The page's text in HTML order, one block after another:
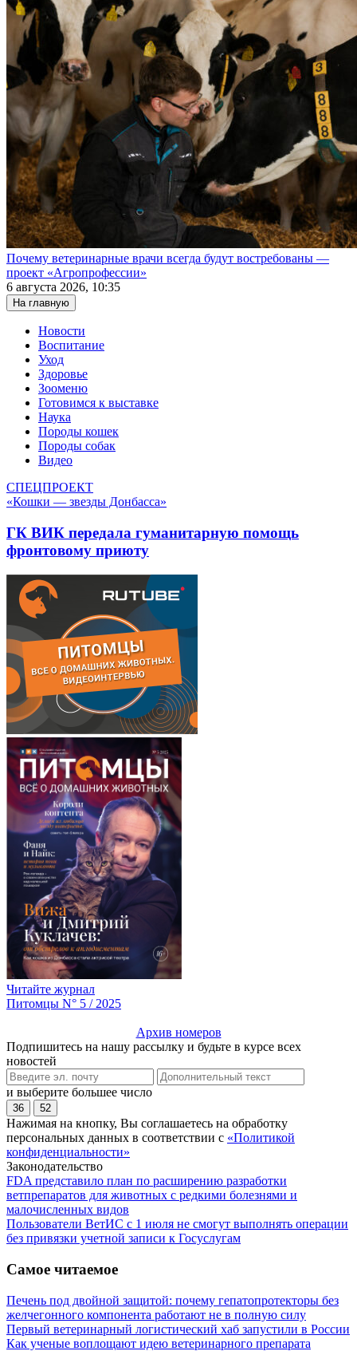
Почему ветеринарные врачи всегда будут востребованы —
проект «Агропрофессии»
6 августа 2026, 10:35
На главную
Новости
Воспитание
Уход
Здоровье
Зооменю
Готовимся к выставке
Наука
Породы кошек
Породы собак
Видео
СПЕЦПРОЕКТ
«Кошки — звезды Донбасса»
ГК ВИК передала гуманитарную помощь
фронтовому приюту
Читайте журнал
Питомцы N° 5 / 2025
Архив номеров
Подпишитесь на нашу рассылку и будьте в курсе всех
новостей
и выберите большее число
36 52
Нажимая на кнопку, Вы соглашаетесь на обработку
персональных данных в соответствии с «Политикой
конфиденциальности»
Законодательство
FDA представило план по расширению разработки
ветпрепаратов для животных с редкими болезнями и
малочисленных видов
Пользователи ВетИС с 1 июля не смогут выполнять операции
без привязки учетной записи к Госуслугам
Самое читаемое
Печень под двойной защитой: почему гепатопротекторы без
желчегонного компонента работают не в полную силу
Первый ветеринарный логистический хаб запустили в России
Как ученые воплощают идею ветеринарного препарата